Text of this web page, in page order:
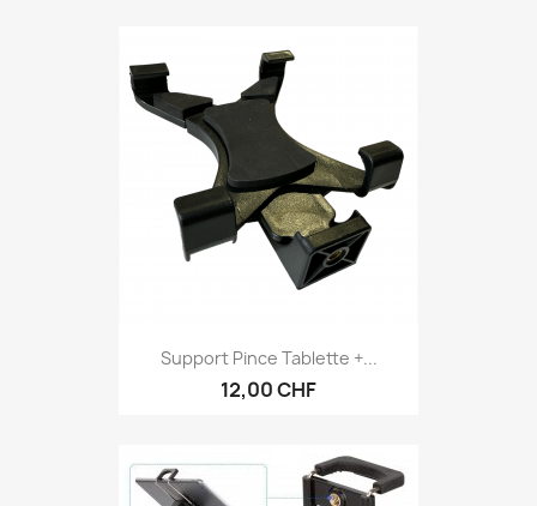
Support Pince Tablette +...
12,00 CHF